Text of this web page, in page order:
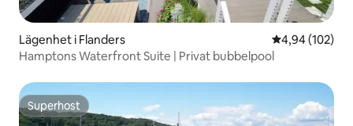
Lägenhet i Flanders 4,94 av 5 i
4,94 (102)
Hamptons Waterfront Suite | Privat bubbelpool
Superhost
Superhost